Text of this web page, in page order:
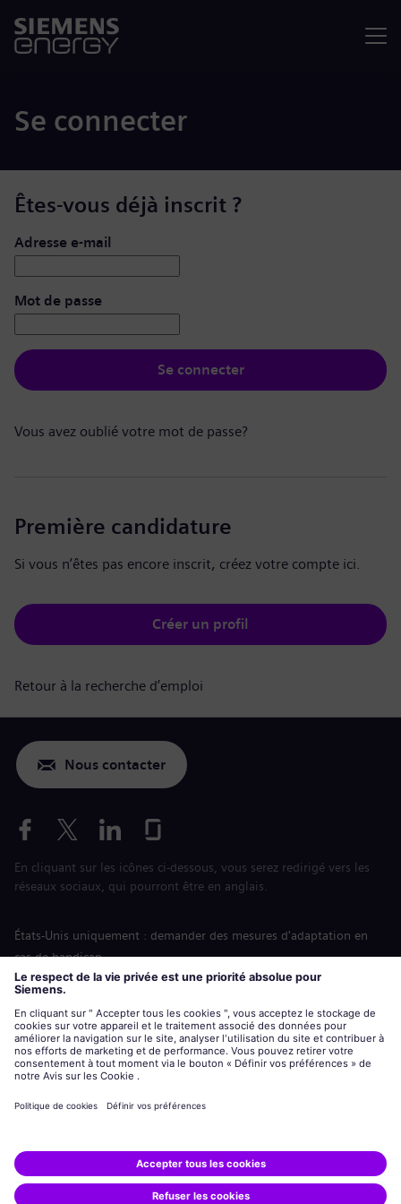
Se connecter
Êtes-vous déjà inscrit ?
Se connecter : nom d’utilisateur et mot de passe
Adresse e-mail
Mot de passe
Se connecter
Vous avez oublié votre mot de passe?
Première candidature
Si vous n’êtes pas encore inscrit, créez votre compte ici.
Créer un profil
Retour à la recherche d’emploi
Nous contacter
En cliquant sur les icônes ci-dessous, vous serez redirigé vers les
réseaux sociaux, qui pourront être en anglais.
États-Unis uniquement : demander des mesures d'adaptation en
cas de handicap
Labor Condition Application (Formulaire sur les conditions
siemens-energy.comSite Internet international
Informations sur l’entreprise
Avis de confidentialité
Siemens Energy est une marque déposée de Siemens AG.